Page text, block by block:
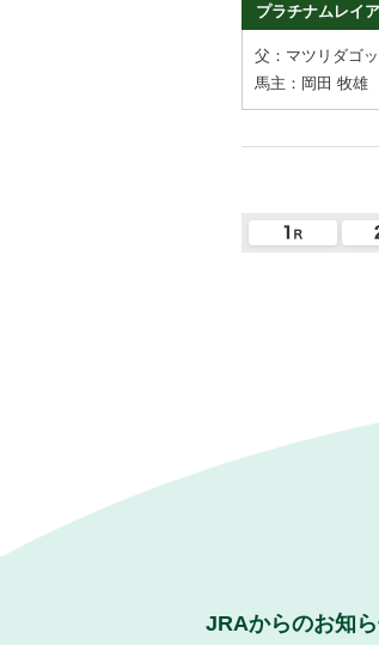
プラチナムレイ
父：マツリダゴ
馬主：岡田 牧雄
JRAからのお知